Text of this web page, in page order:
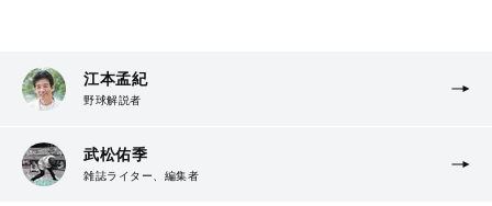
江本孟紀
野球解説者
武松佑季
雑誌ライター、編集者